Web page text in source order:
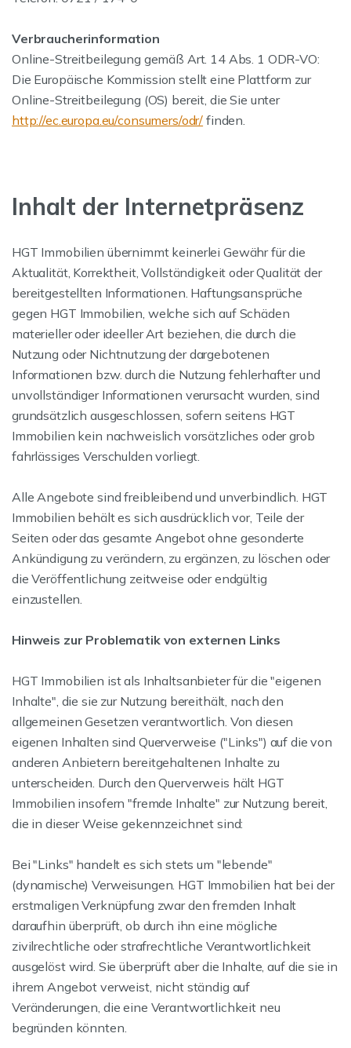
Verbraucherinformation
Online-Streitbeilegung gemäß Art. 14 Abs. 1 ODR-VO:
Die Europäische Kommission stellt eine Plattform zur
Online-Streitbeilegung (OS) bereit, die Sie unter
http://ec.europa.eu/consumers/odr/ finden.
Inhalt der Internetpräsenz
HGT Immobilien übernimmt keinerlei Gewähr für die
Aktualität, Korrektheit, Vollständigkeit oder Qualität der
bereitgestellten Informationen. Haftungsansprüche
gegen HGT Immobilien, welche sich auf Schäden
materieller oder ideeller Art beziehen, die durch die
Nutzung oder Nichtnutzung der dargebotenen
Informationen bzw. durch die Nutzung fehlerhafter und
unvollständiger Informationen verursacht wurden, sind
grundsätzlich ausgeschlossen, sofern seitens HGT
Immobilien kein nachweislich vorsätzliches oder grob
fahrlässiges Verschulden vorliegt.
Alle Angebote sind freibleibend und unverbindlich. HGT
Immobilien behält es sich ausdrücklich vor, Teile der
Seiten oder das gesamte Angebot ohne gesonderte
Ankündigung zu verändern, zu ergänzen, zu löschen oder
die Veröffentlichung zeitweise oder endgültig
einzustellen.
Hinweis zur Problematik von externen Links
HGT Immobilien ist als Inhaltsanbieter für die "eigenen
Inhalte", die sie zur Nutzung bereithält, nach den
allgemeinen Gesetzen verantwortlich. Von diesen
eigenen Inhalten sind Querverweise ("Links") auf die von
anderen Anbietern bereitgehaltenen Inhalte zu
unterscheiden. Durch den Querverweis hält HGT
Immobilien insofern "fremde Inhalte" zur Nutzung bereit,
die in dieser Weise gekennzeichnet sind:
Bei "Links" handelt es sich stets um "lebende"
(dynamische) Verweisungen. HGT Immobilien hat bei der
erstmaligen Verknüpfung zwar den fremden Inhalt
daraufhin überprüft, ob durch ihn eine mögliche
zivilrechtliche oder strafrechtliche Verantwortlichkeit
ausgelöst wird. Sie überprüft aber die Inhalte, auf die sie in
ihrem Angebot verweist, nicht ständig auf
Veränderungen, die eine Verantwortlichkeit neu
begründen könnten.